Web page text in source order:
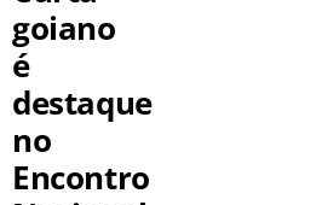
goiano
é
destaque
no
Encontro